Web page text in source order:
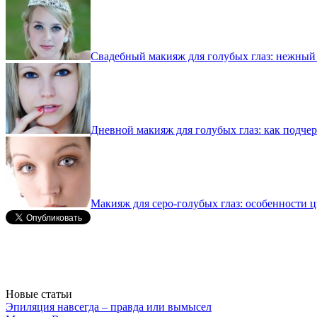
Свадебный макияж для голубых глаз: нежный
Дневной макияж для голубых глаз: как
Макияж для серо-голубых глаз: особенности
Новые статьи
Эпиляция навсегда – правда или вымысел